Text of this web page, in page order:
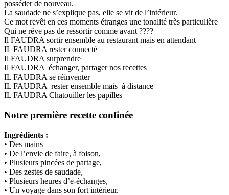
posséder de nouveau.
La saudade ne s’explique pas, elle se vit de l’intérieur.
Ce mot revêt en ces moments étranges une tonalité très particulière
Qui ne rêve pas de ressortir comme avant ????
Il FAUDRA sortir ensemble au restaurant mais en attendant
IL FAUDRA rester connecté
Il FAUDRA surprendre
Il FAUDRA échanger, partager nos recettes
IL FAUDRA se réinventer
IL FAUDRA rester ensemble mais à distance
IL FAUDRA Chatouiller les papilles
Notre première recette confinée
Ingrédients :
• Des mains
• De l’envie de faire, à foison,
• Plusieurs pincées de partage,
• Des zestes de saudade,
• Plusieurs heures d’e-échanges,
• Un voyage dans son fort intérieur.